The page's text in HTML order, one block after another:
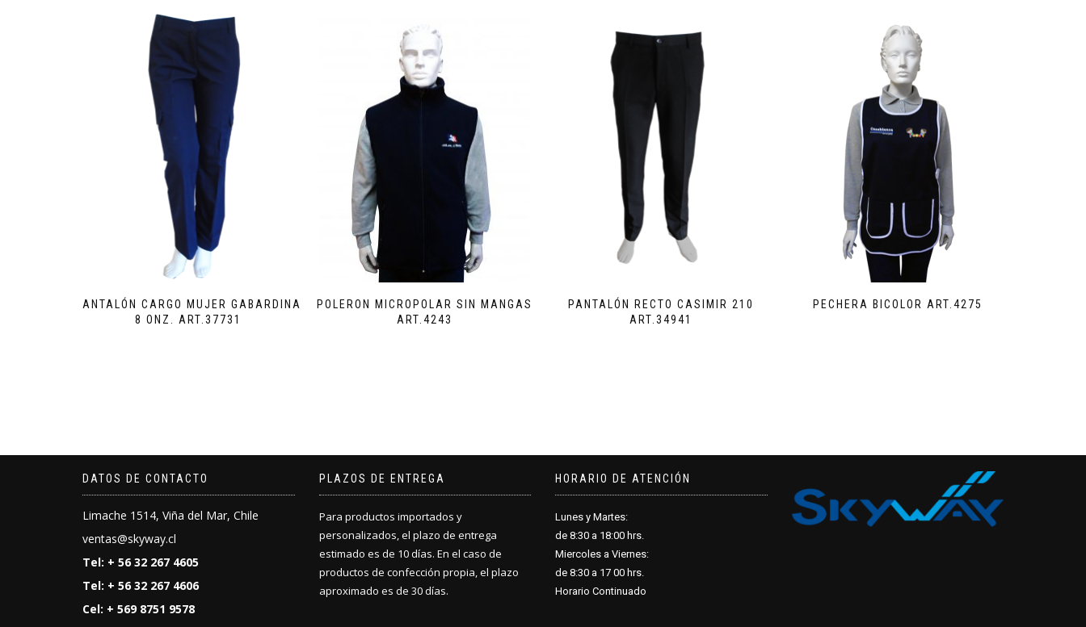
PANTALÓN CARGO MUJER GABARDINA
8 ONZ. ART.37731
POLERON MICROPOLAR SIN MANGAS
ART.4243
PANTALÓN RECTO CASIMIR 210
ART.34941
PECHERA BICOLOR ART.4275
DATOS DE CONTACTO
Limache 1514, Viña del Mar, Chile
ventas@skyway.cl
Tel: + 56 32 267 4605
Tel: + 56 32 267 4606
Cel: + 569 8751 9578
PLAZOS DE ENTREGA
Para productos importados y
personalizados, el plazo de entrega
estimado es de 10 días. En el caso de
productos de confección propia, el plazo
aproximado es de 30 días.
HORARIO DE ATENCIÓN
Lunes y Martes:
de 8:30 a 18:00 hrs.
Miercoles a Viernes:
de 8:30 a 17 00 hrs.
Horario Continuado